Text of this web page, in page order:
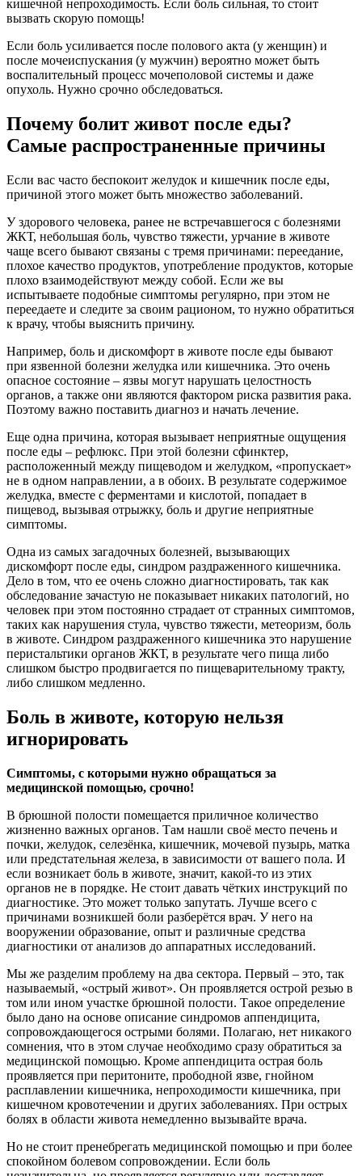
кишечной непроходимость. Если боль сильная, то стоит
вызвать скорую помощь!
Если боль усиливается после полового акта (у женщин) и
после мочеиспускания (у мужчин) вероятно может быть
воспалительный процесс мочеполовой системы и даже
опухоль. Нужно срочно обследоваться.
Почему болит живот после еды?
Самые распространенные причины
Если вас часто беспокоит желудок и кишечник после еды,
причиной этого может быть множество заболеваний.
У здорового человека, ранее не встречавшегося с болезнями
ЖКТ, небольшая боль, чувство тяжести, урчание в животе
чаще всего бывают связаны с тремя причинами: переедание,
плохое качество продуктов, употребление продуктов, которые
плохо взаимодействуют между собой. Если же вы
испытываете подобные симптомы регулярно, при этом не
переедаете и следите за своим рационом, то нужно обратиться
к врачу, чтобы выяснить причину.
Например, боль и дискомфорт в животе после еды бывают
при язвенной болезни желудка или кишечника. Это очень
опасное состояние – язвы могут нарушать целостность
органов, а также они являются фактором риска развития рака.
Поэтому важно поставить диагноз и начать лечение.
Еще одна причина, которая вызывает неприятные ощущения
после еды – рефлюкс. При этой болезни сфинктер,
расположенный между пищеводом и желудком, «пропускает»
не в одном направлении, а в обоих. В результате содержимое
желудка, вместе с ферментами и кислотой, попадает в
пищевод, вызывая отрыжку, боль и другие неприятные
симптомы.
Одна из самых загадочных болезней, вызывающих
дискомфорт после еды, синдром раздраженного кишечника.
Дело в том, что ее очень сложно диагностировать, так как
обследование зачастую не показывает никаких патологий, но
человек при этом постоянно страдает от странных симптомов,
таких как нарушения стула, чувство тяжести, метеоризм, боль
в животе. Синдром раздраженного кишечника это нарушение
перистальтики органов ЖКТ, в результате чего пища либо
слишком быстро продвигается по пищеварительному тракту,
либо слишком медленно.
Боль в животе, которую нельзя
игнорировать
Симптомы, с которыми нужно обращаться за
медицинской помощью, срочно!
В брюшной полости помещается приличное количество
жизненно важных органов. Там нашли своё место печень и
почки, желудок, селезёнка, кишечник, мочевой пузырь, матка
или предстательная железа, в зависимости от вашего пола. И
если возникает боль в животе, значит, какой-то из этих
органов не в порядке. Не стоит давать чётких инструкций по
диагностике. Это может только запутать. Лучше всего с
причинами возникшей боли разберётся врач. У него на
вооружении образование, опыт и различные средства
диагностики от анализов до аппаратных исследований.
Мы же разделим проблему на два сектора. Первый – это, так
называемый, «острый живот». Он проявляется острой резью в
том или ином участке брюшной полости. Такое определение
было дано на основе описание синдромов аппендицита,
сопровождающегося острыми болями. Полагаю, нет никакого
сомнения, что в этом случае необходимо сразу обратиться за
медицинской помощью. Кроме аппендицита острая боль
проявляется при перитоните, прободной язве, гнойном
расплавлении кишечника, непроходимости кишечника, при
кишечном кровотечении и других заболеваниях. При острых
болях в области живота немедленно вызывайте врача.
Но не стоит пренебрегать медицинской помощью и при более
спокойном болевом сопровождении. Если боль